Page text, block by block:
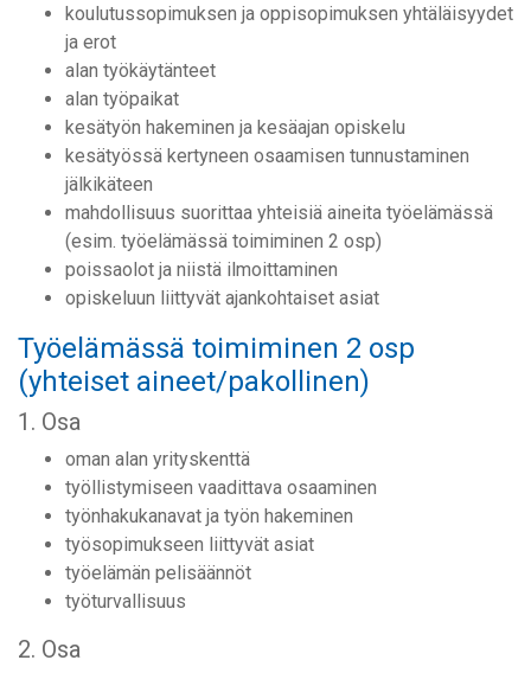
koulutussopimuksen ja oppisopimuksen yhtäläisyydet
ja erot
alan työkäytänteet
alan työpaikat
kesätyön hakeminen ja kesäajan opiskelu
kesätyössä kertyneen osaamisen tunnustaminen
jälkikäteen
mahdollisuus suorittaa yhteisiä aineita työelämässä
(esim. työelämässä toimiminen 2 osp)
poissaolot ja niistä ilmoittaminen
opiskeluun liittyvät ajankohtaiset asiat
Työelämässä toimiminen 2 osp
(yhteiset aineet/pakollinen)
1. Osa
oman alan yrityskenttä
työllistymiseen vaadittava osaaminen
työnhakukanavat ja työn hakeminen
työsopimukseen liittyvät asiat
työelämän pelisäännöt
työturvallisuus
2. Osa